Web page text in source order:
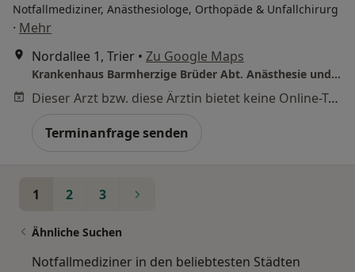
Notfallmediziner, Anästhesiologe, Orthopäde & Unfallchirurg
· Mehr
Nordallee 1, Trier • Zu Google Maps
Krankenhaus Barmherzige Brüder Abt. Anästhesie und Intensivmedizin
Dieser Arzt bzw. diese Ärztin bietet keine Online-Terminbuchung an diesem Standort an.
Terminanfrage senden
1 2 3
Ähnliche Suchen
Notfallmediziner in den beliebtesten Städten